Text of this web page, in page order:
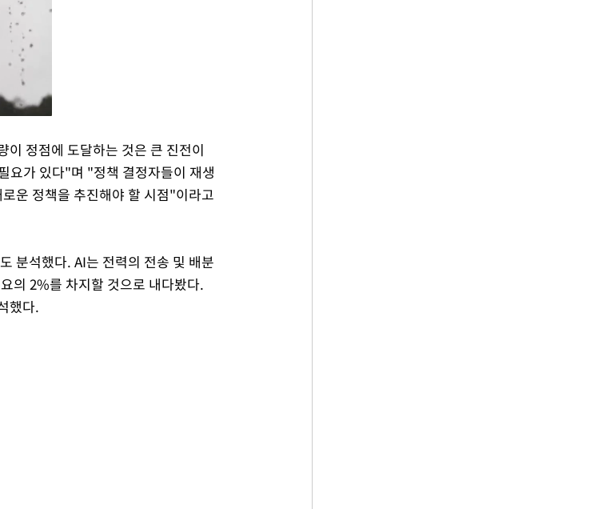
정점에 도달하는 것은 큰 진전이
요가 있다"며 "정책 결정자들이 재생
운 정책을 추진해야 할 시점"이라고
분석했다. AI는 전력의 전송 및 배분
의 2%를 차지할 것으로 내다봤다.
했다.